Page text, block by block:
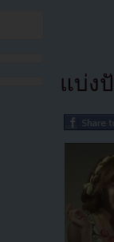
แบ่ง